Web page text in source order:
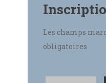
Les champs
obligatoires